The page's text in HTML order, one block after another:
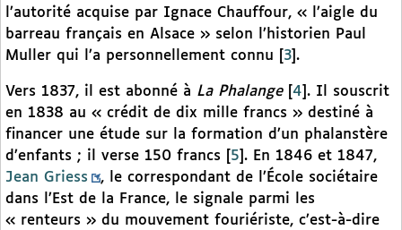
l’autorité acquise par Ignace Chauffour, « l’aigle du
barreau français en Alsace » selon l’historien Paul
Muller qui l’a personnellement connu
3 .
Vers 1837, il est abonné à La Phalange[ 4 . Il souscrit
en 1838 au « crédit de dix mille francs » destiné à
financer une étude sur la formation d’un phalanstère
d’enfants ; il verse 150 francs
5 . En 1846 et 1847,
Jean Griess
, le correspondant de l’École sociétaire
dans l’Est de la France, le signale parmi les
« renteurs » du mouvement fouriériste, c’est-à-dire